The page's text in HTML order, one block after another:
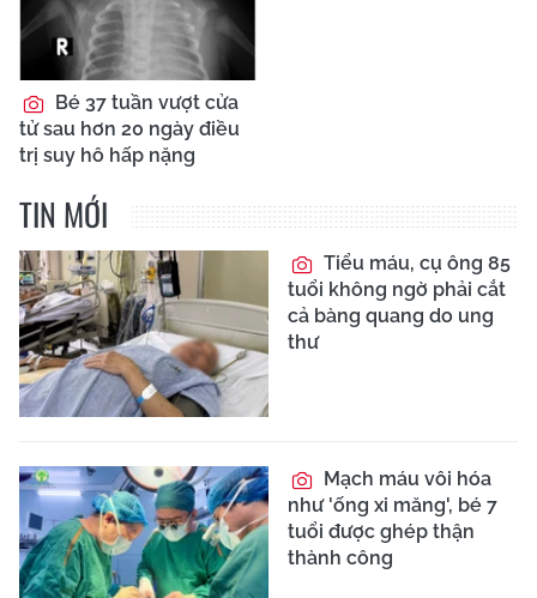
Bé 37 tuần vượt cửa
tử sau hơn 20 ngày điều
trị suy hô hấp nặng
TIN MỚI
Tiểu máu, cụ ông 85
tuổi không ngờ phải cắt
cả bàng quang do ung
thư
Mạch máu vôi hóa
như 'ống xi măng', bé 7
tuổi được ghép thận
thành công